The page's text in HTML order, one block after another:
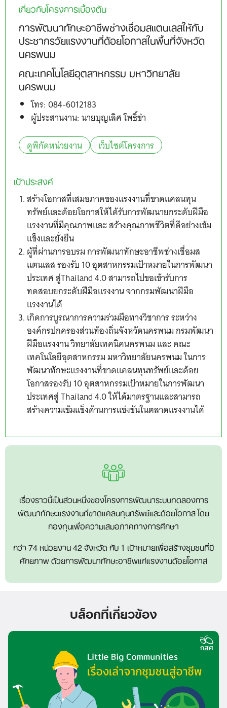
เกี่ยวกับโครงการเบื้องต้น
การพัฒนาทักษะอาชีพช่างเชื่อมสแตนเลสให้กับ
ประชากรวัยแรงงานที่ด้อยโอกาสในพื้นที่จังหวัด
นครพนม
คณะเทคโนโลยีอุตสาหกรรม มหาวิทยาลัย
นครพนม
โทร: 084-6012183
ผู้ประสานงาน: นายบุญเลิศ โพธิ์ขำ
ดูพิกัดหน่วยงาน
เว็บไซต์โครงการ
เป้าประสงค์
สร้างโอกาสที่เสมอภาคของแรงงานที่ขาดแคลนทุน
ทรัพย์และด้อยโอกาสให้ได้รับการพัฒนายกระดับฝีมือ
แรงงานที่มีคุณภาพและ สร้างคุณภาพชีวิตที่ดีอย่างเข้ม
แข็งและยั่งยืน
ผู้ที่ผ่านการอบรม การพัฒนาทักษะอาชีพช่างเชื่อมส
แตนเลส รองรับ 10 อุตสาหกรรมเป้าหมายในการพัฒนา
ประเทศ สู่Thailand 4.0 สามารถไปขอเข้ารับการ
ทดสอบยกระดับฝีมือแรงงาน จากกรมพัฒนาฝีมือ
แรงงานได้
เกิดการบูรณาการความร่วมมือทางวิชาการ ระหว่าง
องค์กรปกครองส่วนท้องถิ่นจังหวัดนครพนม กรมพัฒนา
ฝีมือแรงงาน วิทยาลัยเทคนิคนครพนม และ คณะ
เทคโนโลยีอุตสาหกรรม มหาวิทยาลัยนครพนม ในการ
พัฒนาทักษะแรงงานที่ขาดแคลนทุนทรัพย์และด้อย
โอกาสรองรับ 10 อุตสาหกรรมเป้าหมายในการพัฒนา
ประเทศสู่ Thailand 4.0 ให้ได้มาตรฐานและสามารถ
สร้างความเข้มแข็งด้านการแข่งขันในตลาดแรงงานได้
เรื่องราวนี้เป็นส่วนหนึ่งของโครงการพัฒนาระบบทดลองการ
พัฒนาทักษะแรงงานที่ขาดแคลนทุนทรัพย์และด้อยโอกาส โดย
กองทุนเพื่อความเสมอภาคทางการศึกษา
กว่า 74 หน่วยงาน 42 จังหวัด กับ 1 เป้าหมายเพื่อสร้างชุมชนที่มี
ศักยภาพ ด้วยการพัฒนาทักษะอาชีพแก่แรงงานด้อยโอกาส
บล็อกที่เกี่ยวข้อง